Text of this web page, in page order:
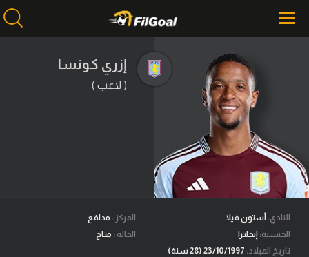
محتوى إخباري
الرئيسية
أخبار
مباريات
ميركاتو
فانتازي في الجول
مسابقة التوقعات
إزري كونسا
( لاعب )
النادي: أستون فيلا
الجنسية: إنجلترا
تاريخ الميلاد:
المركز : مدافع
الحالة : متاح